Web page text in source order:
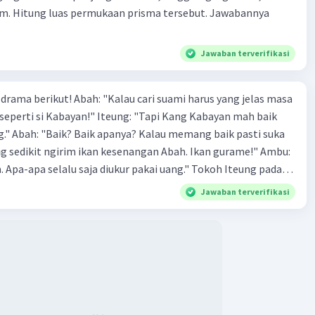
Hitung luas permukaan prisma tersebut. Jawabannya
Jawaban terverifikasi
cari suami harus yang jelas masa
Iteung: "Tapi Kang Kabayan mah baik
suka
ngirim ikan kesenangan Abah. Ikan gurame!" Ambu:
selalu saja diukur pakai uang." Tokoh Iteung pada
akan lebih menarik jika menggunakan kostum a. celana
rambut panjang dibiarkan terurai b. celana panjang
Jawaban terverifikasi